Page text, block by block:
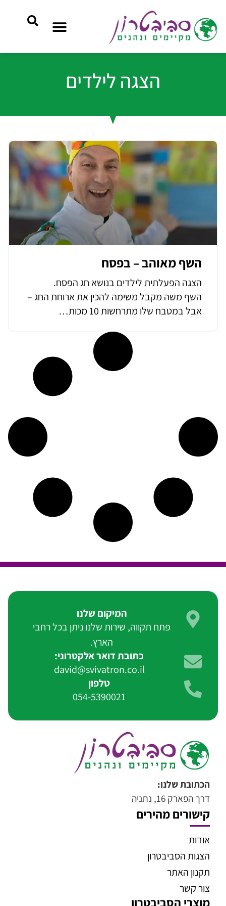
הצגה לילדים
השף מאוהב – בפסח
הצגה הפעלתית לילדים בנושא חג הפסח.
השף משה מקבל משימה להכין את ארוחת החג –
אבל במטבח שלו מתרחשות 10 מכות…
המיקום שלנו
פתח תקווה, שירות שלנו ניתן בכל רחבי
הארץ.
כתובת דואר אלקטרוני:
david@svivatron.co.il
טלפון
054-5390021
הכתובת שלנו:
דרך הפארק 16, נתניה
קישורים מהירים
אודות
הצגות הסביבטרון
תקנון האתר
צור קשר
מוצרי הסביבטרון